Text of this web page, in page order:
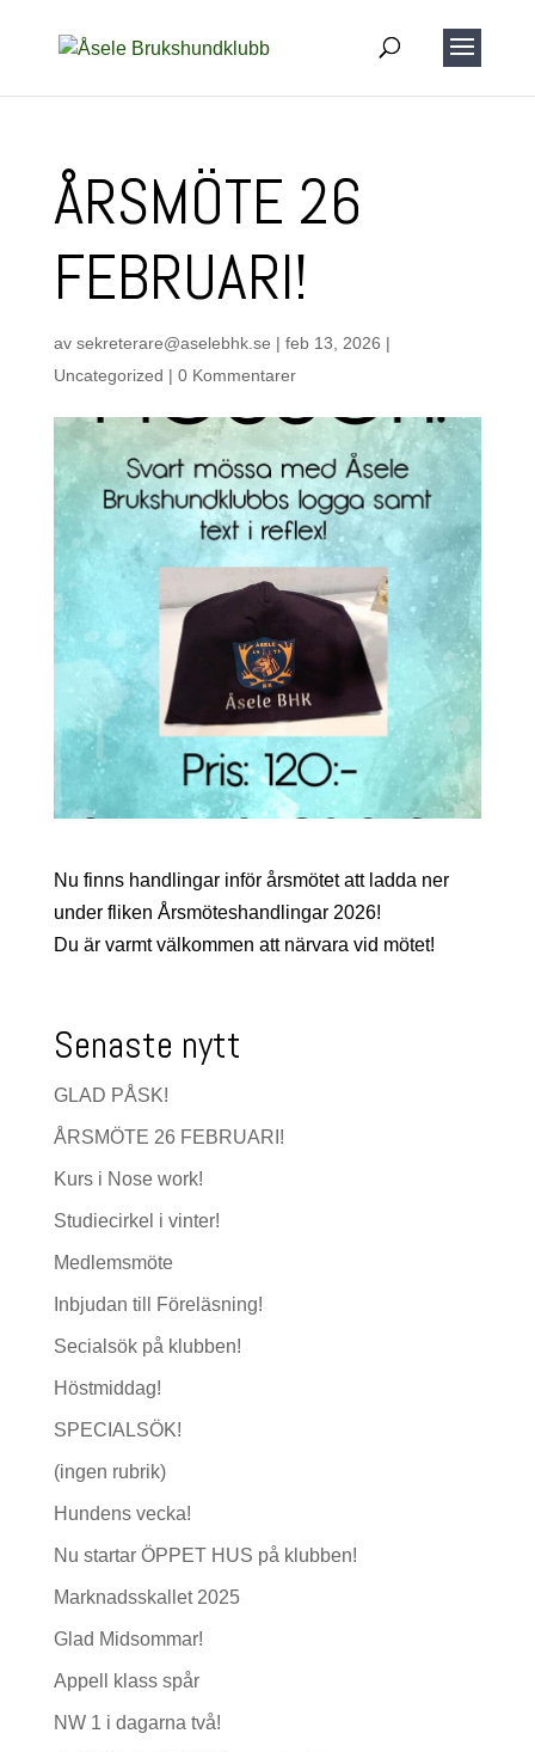
ÅRSMÖTE 26
FEBRUARI!
av sekreterare@aselebhk.se | feb 13, 2026 |
Uncategorized | 0 Kommentarer
Nu finns handlingar inför årsmötet att ladda ner
under fliken Årsmöteshandlingar 2026!
Du är varmt välkommen att närvara vid mötet!
Senaste nytt
GLAD PÅSK!
ÅRSMÖTE 26 FEBRUARI!
Kurs i Nose work!
Studiecirkel i vinter!
Medlemsmöte
Inbjudan till Föreläsning!
Secialsök på klubben!
Höstmiddag!
SPECIALSÖK!
(ingen rubrik)
Hundens vecka!
Nu startar ÖPPET HUS på klubben!
Marknadsskallet 2025
Glad Midsommar!
Appell klass spår
NW 1 i dagarna två!